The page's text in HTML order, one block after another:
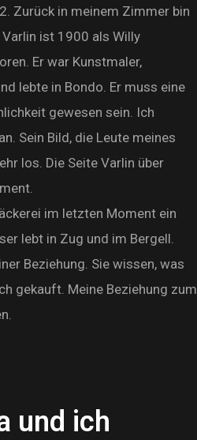
Zurück in meinem Zimmer bin
ist 1900 als Willy
Er war Kunstmaler,
lebte in Bondo. Er muss eine
gewesen sein. Ich
Sein Bild, die Leute meines
los. Die Seite Varlin über
im letzten Moment ein
lebt in Zug und im Bergell.
Beziehung. Sie wissen, was
gekauft. Meine Beziehung zum
und ich